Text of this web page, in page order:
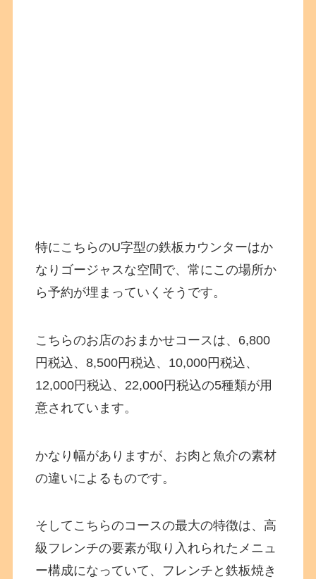
特にこちらのU字型の鉄板カウンターはか
なりゴージャスな空間で、常にこの場所か
ら予約が埋まっていくそうです。
こちらのお店のおまかせコースは、6,800
円税込、8,500円税込、10,000円税込、
12,000円税込、22,000円税込の5種類が用
意されています。
かなり幅がありますが、お肉と魚介の素材
の違いによるものです。
そしてこちらのコースの最大の特徴は、高
級フレンチの要素が取り入れられたメニュ
ー構成になっていて、フレンチと鉄板焼き